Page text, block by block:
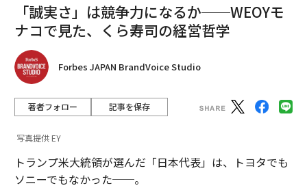
「誠実さ」は競争力になるか──WEOYモ
ナコで見た、くら寿司の経営哲学
Forbes JAPAN BrandVoice Studio
著者フォロー 記事を保存
写真提供 EY
トランプ米大統領が選んだ「日本代表」は、トヨタでも
ソニーでもなかった──。